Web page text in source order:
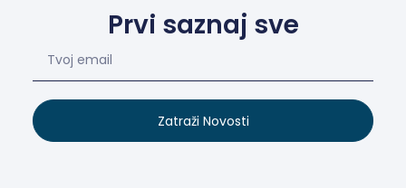
Prvi saznaj sve
Zatraži Novosti